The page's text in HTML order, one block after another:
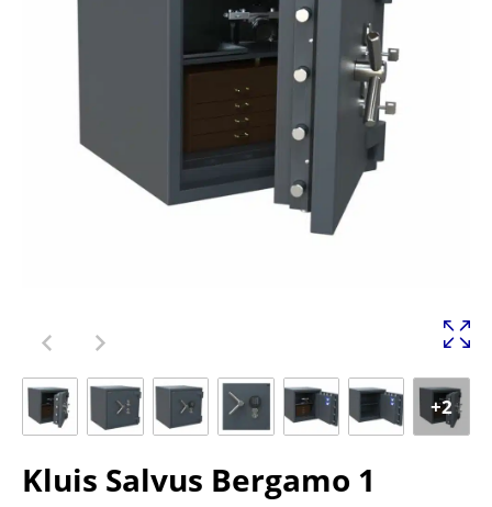
+2
Kluis Salvus Bergamo 1